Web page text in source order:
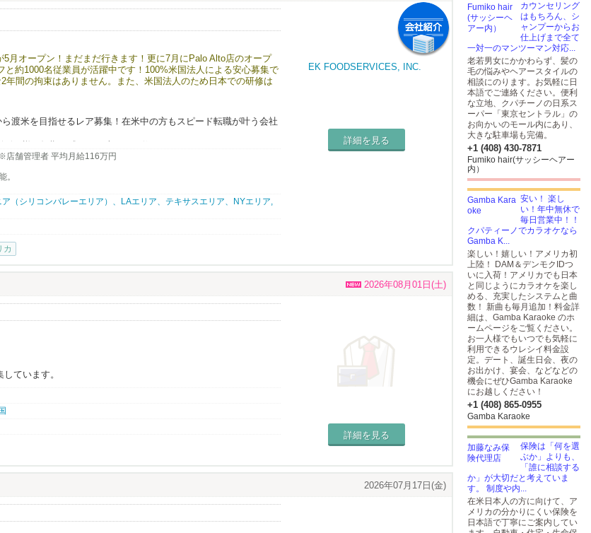
るJapanese hair salonです。
一人一人のお客様に満足頂けるよう日本のサービスを提供してい
境です。仕事も親切・丁寧に教えますので安心して働けます。
さい。ご応募お待ちしております。
5月オープン！まだまだ行きます！更に7月にPalo Alto店のオープ
約1000名従業員が活躍中です！100%米国法人による安心募集で
間の拘束はありません。また、米国法人のため日本での研修は
ます。有給やリフレッシュ休暇制度もあり、ほとんどの社員が毎
カでの成功を最短で目指せる、そして日本では味わえない働き方
。
渡米を目指せるレア募集！在米中の方もスピード転職が叶う会社
へ。夢のアメリカへ、世界進出のチャンスを掴みませんか？業
す！⇨ ⇨
どの社員の皆さんが年に1度は2週間程度の帰国やバケーション
万円（日本人スタッフ平均月給​116.9万円）。
月給実績
社評価規定により算出
以上取得している方は管理者数の半分弱です。
て頂けると選考確率がグンっと上がります！
舗管理者 平均月給116万円
。
（シリコンバレーエリア）、LAエリア、テキサスエリア、NYエリア,
詳細を見る
カ
2026年08月01日(土)
ています。
詳細を見る
2026年07月17日(金)
カウンセリング
はもちろん、シ
ャンプーからお
仕上げまで全て
一対一のマンツーマン対応...
老若男女にかかわらず、髪の
毛の悩みやヘアースタイルの
相談にのります。お気軽に日
本語でご連絡ください。便利
な立地、クパチーノの日系ス
ーパー「東京セントラル」の
お向かいのモール内にあり、
大きな駐車場も完備。
+1 (408) 430-7871
Fumiko hair(サッシーヘアー
内）
安い！ 楽し
い！年中無休で
毎日営業中！！
クパティーノでカラオケなら
Gamba K...
楽しい！嬉しい！アメリカ初
上陸！ DAM＆デンモクIDつ
いに入荷！アメリカでも日本
と同じようにカラオケを楽し
める、充実したシステムと曲
数！ 新曲も毎月追加！料金詳
細は、Gamba Karaoke のホ
ームページをご覧ください。
お一人様でもいつでも気軽に
利用できるウレシイ料金設
定。デート、誕生日会、夜の
お出かけ、宴会、などなどの
機会にぜひGamba Karaoke
にお越しください！
+1 (408) 865-0955
Gamba Karaoke
保険は「何を選
ぶか」よりも、
「誰に相談する
か」が大切だと考えていま
す。 制度や内...
在米日本人の方に向けて、ア
メリカの分かりにくい保険を
日本語で丁寧にご案内してい